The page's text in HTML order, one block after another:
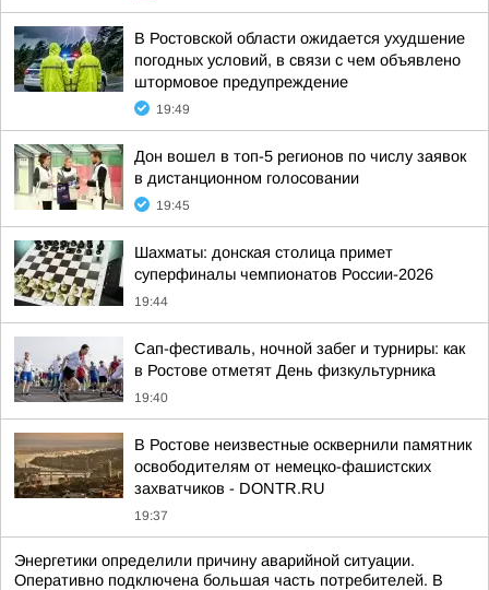
В Ростовской области ожидается ухудшение
погодных условий, в связи с чем объявлено
штормовое предупреждение
19:49
Дон вошел в топ-5 регионов по числу заявок
в дистанционном голосовании
19:45
Шахматы: донская столица примет
суперфиналы чемпионатов России-2026
19:44
Сап-фестиваль, ночной забег и турниры: как
в Ростове отметят День физкультурника
19:40
В Ростове неизвестные осквернили памятник
освободителям от немецко-фашистских
захватчиков - DONTR.RU
19:37
Энергетики определили причину аварийной ситуации.
Оперативно подключена большая часть потребителей. В